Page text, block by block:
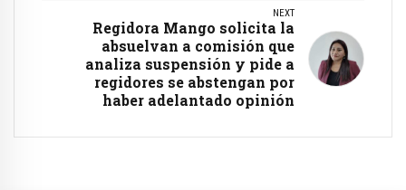
NEXT
Regidora Mango solicita la
absuelvan a comisión que
analiza suspensión y pide a
regidores se abstengan por
haber adelantado opinión